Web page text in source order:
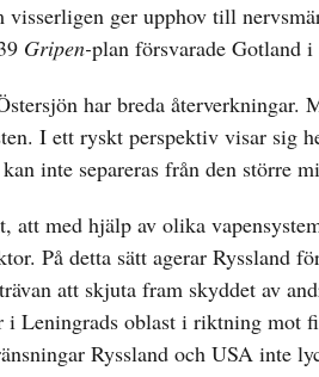
visserligen ger upphov till
Gripen-plan försvarade Gotland i
har breda återverkningar.
I ett ryskt perspektiv visar sig
inte separeras från den större
att med hjälp av olika
På detta sätt agerar
att skjuta fram skyddet av
Leningrads oblast i riktning mot
Ryssland och USA inte